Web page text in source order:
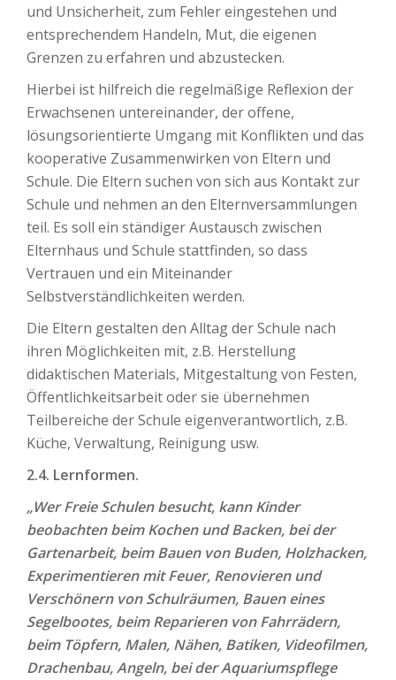
und Unsicherheit, zum Fehler eingestehen und
entsprechendem Handeln, Mut, die eigenen
Grenzen zu erfahren und abzustecken.
Hierbei ist hilfreich die regelmäßige Reflexion der
Erwachsenen untereinander, der offene,
lösungsorientierte Umgang mit Konflikten und das
kooperative Zusammenwirken von Eltern und
Schule. Die Eltern suchen von sich aus Kontakt zur
Schule und nehmen an den Elternversammlungen
teil. Es soll ein ständiger Austausch zwischen
Elternhaus und Schule stattfinden, so dass
Vertrauen und ein Miteinander
Selbstverständlichkeiten werden.
Die Eltern gestalten den Alltag der Schule nach
ihren Möglichkeiten mit, z.B. Herstellung
didaktischen Materials, Mitgestaltung von Festen,
Öffentlichkeitsarbeit oder sie übernehmen
Teilbereiche der Schule eigenverantwortlich, z.B.
Küche, Verwaltung, Reinigung usw.
2.4. Lernformen.
„Wer Freie Schulen besucht, kann Kinder
beobachten beim Kochen und Backen, bei der
Gartenarbeit, beim Bauen von Buden, Holzhacken,
Experimentieren mit Feuer, Renovieren und
Verschönern von Schulräumen, Bauen eines
Segelbootes, beim Reparieren von Fahrrädern,
beim Töpfern, Malen, Nähen, Batiken, Videofilmen,
Drachenbau, Angeln, bei der Aquariumspflege